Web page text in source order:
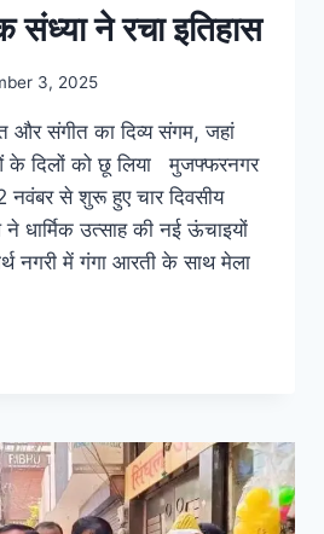
ने रचा इतिहास
3, 2025
और संगीत का दिव्य संगम, जहां
के दिलों को छू लिया मुजफ्फरनगर
से शुरू हुए चार दिवसीय
धार्मिक उत्साह की नई ऊंचाइयों
नगरी में गंगा आरती के साथ मेला